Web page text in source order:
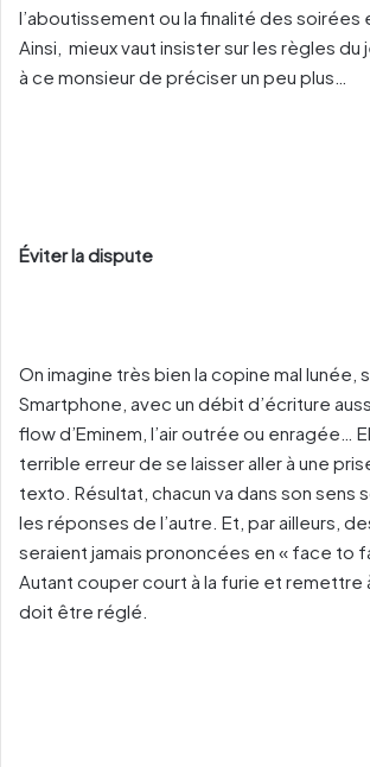
l’aboutissement ou la finalité des soirées
Ainsi, mieux vaut insister sur les règles
à ce monsieur de préciser un peu plus…
Éviter la dispute
On imagine très bien la copine mal lunée,
Smartphone, avec un débit d’écriture
flow d’Eminem, l’air outrée ou enragée…
terrible erreur de se laisser aller à une
texto. Résultat, chacun va dans son sens
les réponses de l’autre. Et, par ailleurs,
seraient jamais prononcées en « face to
Autant couper court à la furie et remettre
doit être réglé.